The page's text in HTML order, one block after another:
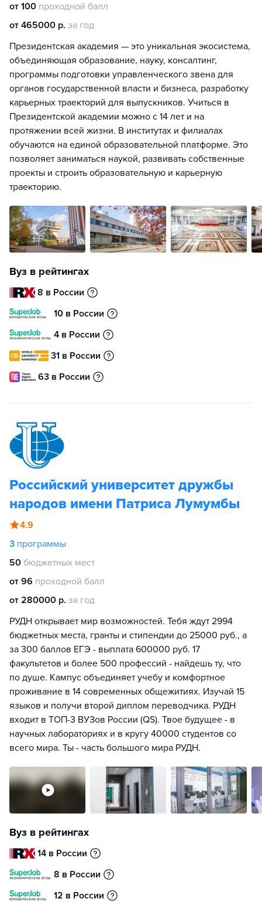
от 100 проходной балл
от 465000 р. за год
Президентская академия — это уникальная экосистема,
объединяющая образование, науку, консалтинг,
программы подготовки управленческого звена для
органов государственной власти и бизнеса, разработку
карьерных траекторий для выпускников. Учиться в
Президентской академии можно с 14 лет и на
протяжении всей жизни. В институтах и филиалах
обучаются на единой образовательной платформе. Это
позволяет заниматься наукой, развивать собственные
проекты и строить образовательную и карьерную
траекторию.
Вуз в рейтингах
8 в России
10 в России
4 в России
31 в России
63 в России
Российский университет дружбы
народов имени Патриса Лумумбы
4.9
3 программы
50 бюджетных мест
от 96 проходной балл
от 280000 р. за год
РУДН открывает мир возможностей. Тебя ждут 2994
бюджетных места, гранты и стипендии до 25000 руб., а
за 300 баллов ЕГЭ - выплата 600000 руб. 17
факультетов и более 500 профессий - найдешь ту, что
по душе. Кампус объединяет учебу и комфортное
проживание в 14 современных общежитиях. Изучай 15
языков и получи второй диплом переводчика. РУДН
входит в ТОП-3 ВУЗов России (QS). Твое будущее - в
научных лабораториях и в кругу 40000 студентов со
всего мира. Ты - часть большого мира РУДН.
Вуз в рейтингах
14 в России
8 в России
12 в России